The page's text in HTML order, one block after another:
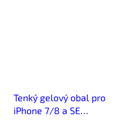
Tenký gelový obal pro
iPhone 7/8 a SE